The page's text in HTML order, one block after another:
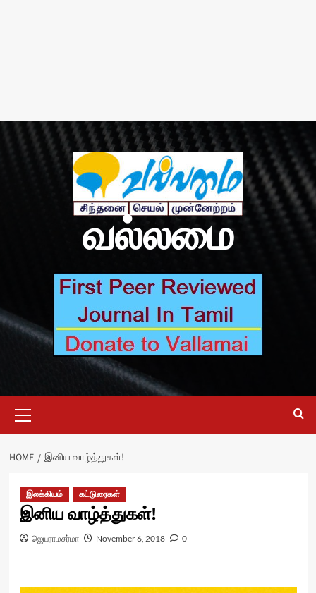
வல்லமை
Menu
HOME இனிய வாழ்த்துகள்!
இலக்கியம் கட்டுரைகள்
இனிய வாழ்த்துகள்!
ஜெயராமசர்மா November 6, 2018 0